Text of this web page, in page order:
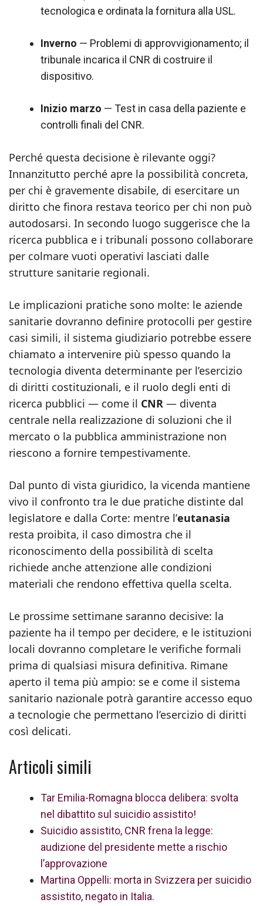
tecnologica e ordinata la fornitura alla USL.
Inverno — Problemi di approvvigionamento; il
tribunale incarica il CNR di costruire il
dispositivo.
Inizio marzo — Test in casa della paziente e
controlli finali del CNR.
Perché questa decisione è rilevante oggi?
Innanzitutto perché apre la possibilità concreta,
per chi è gravemente disabile, di esercitare un
diritto che finora restava teorico per chi non può
autodosarsi. In secondo luogo suggerisce che la
ricerca pubblica e i tribunali possono collaborare
per colmare vuoti operativi lasciati dalle
strutture sanitarie regionali.
Le implicazioni pratiche sono molte: le aziende
sanitarie dovranno definire protocolli per gestire
casi simili, il sistema giudiziario potrebbe essere
chiamato a intervenire più spesso quando la
tecnologia diventa determinante per l’esercizio
di diritti costituzionali, e il ruolo degli enti di
ricerca pubblici — come il CNR — diventa
centrale nella realizzazione di soluzioni che il
mercato o la pubblica amministrazione non
riescono a fornire tempestivamente.
Dal punto di vista giuridico, la vicenda mantiene
vivo il confronto tra le due pratiche distinte dal
legislatore e dalla Corte: mentre l’eutanasia
resta proibita, il caso dimostra che il
riconoscimento della possibilità di scelta
richiede anche attenzione alle condizioni
materiali che rendono effettiva quella scelta.
Le prossime settimane saranno decisive: la
paziente ha il tempo per decidere, e le istituzioni
locali dovranno completare le verifiche formali
prima di qualsiasi misura definitiva. Rimane
aperto il tema più ampio: se e come il sistema
sanitario nazionale potrà garantire accesso equo
a tecnologie che permettano l’esercizio di diritti
così delicati.
Articoli simili
Tar Emilia-Romagna blocca delibera: svolta
nel dibattito sul suicidio assistito!
Suicidio assistito, CNR frena la legge:
audizione del presidente mette a rischio
l’approvazione
Martina Oppelli: morta in Svizzera per suicidio
assistito, negato in Italia.